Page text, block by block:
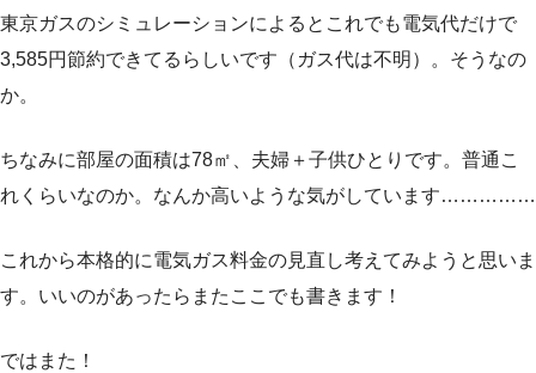
東京ガスのシミュレーションによるとこれでも電気代だけで
3,585円節約できてるらしいです（ガス代は不明）。そうなの
か。
ちなみに部屋の面積は78㎡、夫婦＋子供ひとりです。普通こ
れくらいなのか。なんか高いような気がしています……………
これから本格的に電気ガス料金の見直し考えてみようと思いま
す。いいのがあったらまたここでも書きます！
ではまた！